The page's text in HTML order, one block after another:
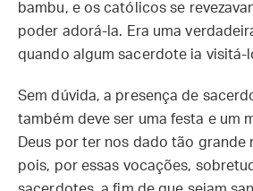
bambu, e os católicos se
poder adorá-la. Era uma
quando algum sacerdote ia visitá-
Sem dúvida, a presença de
também deve ser uma festa e um
Deus por ter nos dado tão grande
pois, por essas vocações,